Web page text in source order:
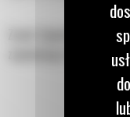
Zawór Speed Booster
zapewniając krótki czas
zwiększyć produktywność.